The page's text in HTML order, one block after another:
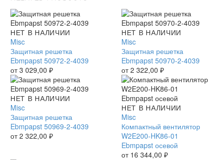
Защитная
решетка
Ebmpapst
50972-
2-
4039
НЕТ В НАЛИЧИИ
Misc
Защитная решетка
Ebmpapst 50972-2-4039
от3 029,00 ₽
Защитная
решетка
Ebmpapst
50970-
2-
4039
НЕТ В НАЛИЧИИ
Misc
Защитная решетка
Ebmpapst 50970-2-4039
от2 322,00 ₽
Защитная
решетка
Ebmpapst
50969-
2-
НЕТ В НАЛИЧИИ
Misc
Защитная решетка
Ebmpapst 50969-2-4039
от2 322,00 ₽
Компактный
вентилятор
W2E200-
HK86-
01
Ebmpapst
НЕТ В НАЛИЧИИ
Misc
Компактный вентилятор
W2E200-HK86-01
Ebmpapst осевой
от 16 344,00 ₽